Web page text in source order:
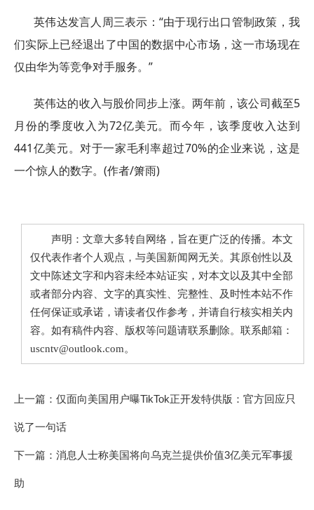
英伟达发言人周三表示：“由于现行出口管制政策，我
们实际上已经退出了中国的数据中心市场，这一市场现在
仅由华为等竞争对手服务。”
英伟达的收入与股价同步上涨。两年前，该公司截至5
月份的季度收入为72亿美元。而今年，该季度收入达到
441亿美元。对于一家毛利率超过70%的企业来说，这是
一个惊人的数字。(作者/箫雨)
声明：文章大多转自网络，旨在更广泛的传播。本文
仅代表作者个人观点，与美国新闻网无关。其原创性以及
文中陈述文字和内容未经本站证实，对本文以及其中全部
或者部分内容、文字的真实性、完整性、及时性本站不作
任何保证或承诺，请读者仅作参考，并请自行核实相关内
容。如有稿件内容、版权等问题请联系删除。联系邮箱：
uscntv@outlook.com。
上一篇： 仅面向美国用户曝TikTok正开发特供版：官方回应只
说了一句话
下一篇： 消息人士称美国将向乌克兰提供价值3亿美元军事援
助